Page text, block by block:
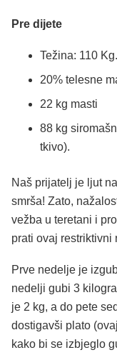
Pre dijete
Težina: 110 Kg.
20% telesne
22 kg masti
88 kg
tkivo).
Naš prijatelj je ljut
smrša! Zato,
vežba u teretani i
prati ovaj restriktivni
Prve nedelje je
nedelji gubi 3
je 2 kg, a do pete
dostigavši plato
kako bi se izbjeglo